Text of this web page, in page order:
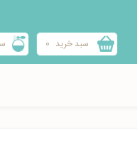
سبد خرید 0